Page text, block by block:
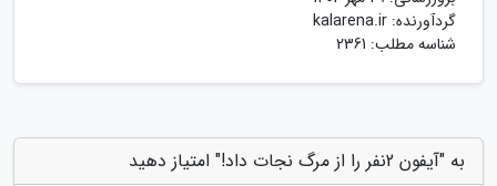
گردآورنده: kalarena.ir
شناسه مطلب: 2361
به "آیفون 2نفر را از مرگ نجات داد!" امتیاز دهید